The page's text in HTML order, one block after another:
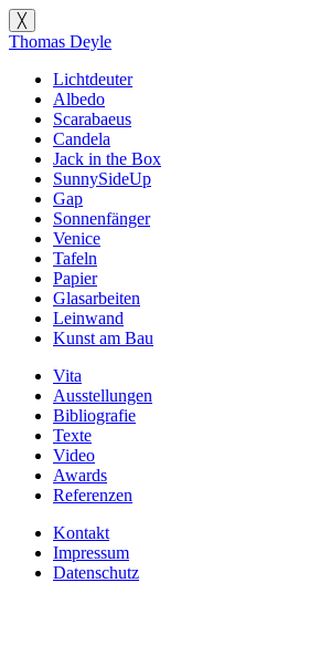
╳
Thomas Deyle
Lichtdeuter
Albedo
Scarabaeus
Candela
Jack in the Box
SunnySideUp
Gap
Sonnenfänger
Venice
Tafeln
Papier
Glasarbeiten
Leinwand
Kunst am Bau
Vita
Ausstellungen
Bibliografie
Texte
Video
Awards
Referenzen
Kontakt
Impressum
Datenschutz